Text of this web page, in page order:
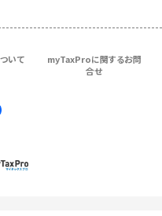
いて
myTaxProに関するお問
合せ